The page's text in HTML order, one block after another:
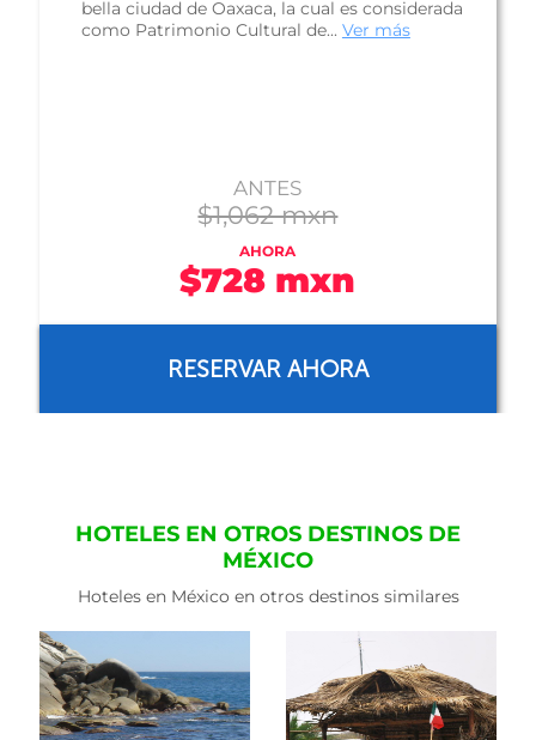
El hotel Oaxaca Real, se encuentra localizado
en pleno centro de la hermosa ciudad de
ANTES
$565 mxn
AHORA
$519 mxn
RESERVAR AHORA
HOTELES EN OTROS DESTINOS DE
MÉXICO
Hoteles en México en otros destinos similares